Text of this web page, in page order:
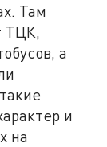
Там
ТЦК,
а
и
на